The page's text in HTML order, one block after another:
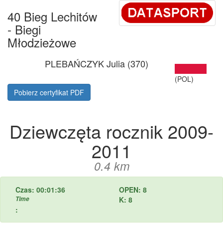
40 Bieg Lechitów
- Biegi
Młodzieżowe
PLEBAŃCZYK Julia (370)
(POL)
Pobierz certyfikat PDF
Dziewczęta rocznik 2009-
2011
0.4 km
Czas: 00:01:36
Time
OPEN: 8
K: 8
: